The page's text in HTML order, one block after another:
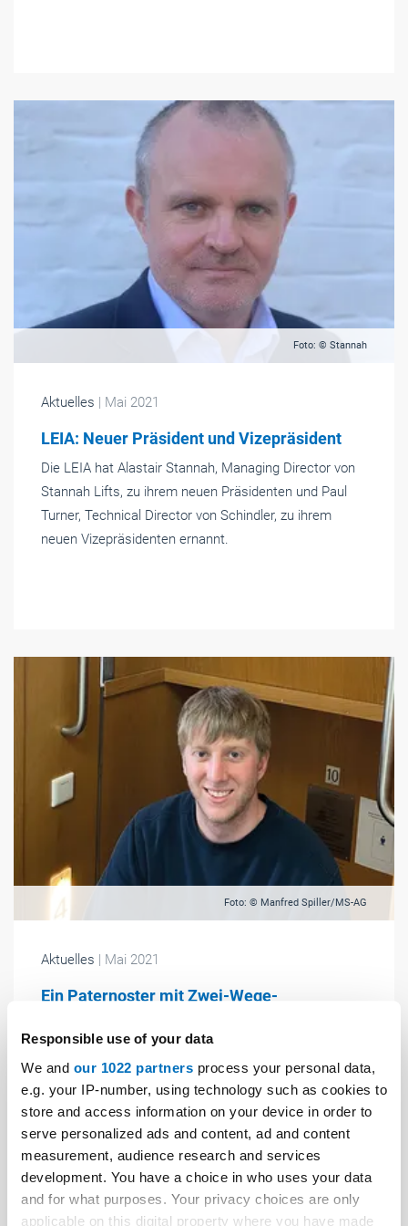
Responsible use of your data
We and our 1022 partners process your personal data,
e.g. your IP-number, using technology such as cookies to
store and access information on your device in order to
serve personalized ads and content, ad and content
measurement, audience research and services
development. You have a choice in who uses your data
and for what purposes. Your privacy choices are only
applicable on this digital property where you have made
Foto: © Stannah
Aktuelles | Mai 2021
LEIA: Neuer Präsident und Vizepräsident
Die LEIA hat Alastair Stannah, Managing Director von
Stannah Lifts, zu ihrem neuen Präsidenten und Paul
Turner, Technical Director von Schindler, zu ihrem
neuen Vizepräsidenten ernannt.
Foto: © Manfred Spiller/MS-AG
Aktuelles | Mai 2021
Ein Paternoster mit Zwei-Wege-
Wie kann man einen alten Paternoster mit einem
neuen Zwei-Wege-Kommunikationssystem
ausstatten? Dieser Herausforderung haben sich die
Stadtwerke München gestellt, die noch drei dieser
Personenbeförderungsanlagen betreibt.